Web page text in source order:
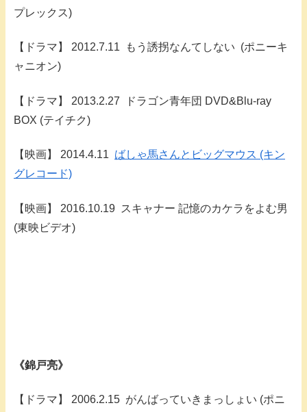
プレックス)
【ドラマ】 2012.7.11 もう誘拐なんてしない (ポニーキ
ャニオン)
【ドラマ】 2013.2.27 ドラゴン青年団 DVD&Blu-ray
BOX (テイチク)
【映画】 2014.4.11 ばしゃ馬さんとビッグマウス (キン
グレコード)
【映画】 2016.10.19 スキャナー 記憶のカケラをよむ男
(東映ビデオ)
《錦戸亮》
【ドラマ】 2006.2.15 がんばっていきまっしょい (ポニ